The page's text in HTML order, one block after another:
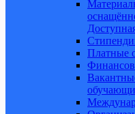
Платные